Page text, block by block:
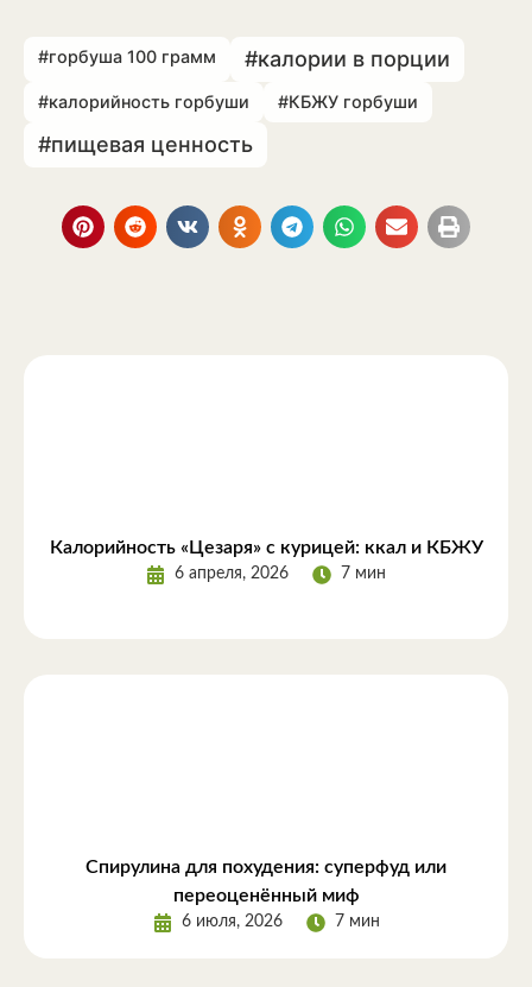
#горбуша 100 грамм #калории в порции
#калорийность горбуши #КБЖУ горбуши
#пищевая ценность
Калорийность «Цезаря» с курицей: ккал и КБЖУ
6 апреля, 2026 7 мин
Спирулина для похудения: суперфуд или
переоценённый миф
6 июля, 2026 7 мин